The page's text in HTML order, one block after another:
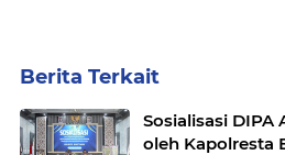
Berita Terkait
Sosialisasi DIPA
oleh Kapolresta